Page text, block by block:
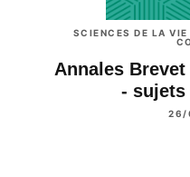
SCIENCES DE LA
Annales Brevet
-
26/